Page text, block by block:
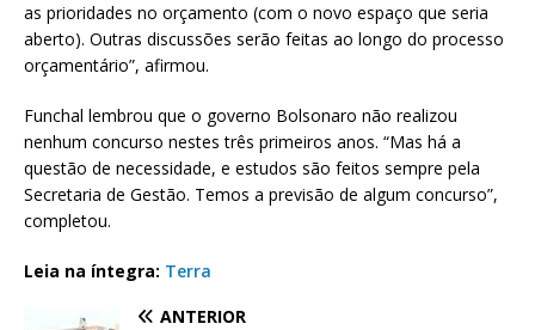
as prioridades no orçamento (com o novo espaço que seria
aberto). Outras discussões serão feitas ao longo do processo
orçamentário”, afirmou.
Funchal lembrou que o governo Bolsonaro não realizou
nenhum concurso nestes três primeiros anos. “Mas há a
questão de necessidade, e estudos são feitos sempre pela
Secretaria de Gestão. Temos a previsão de algum concurso”,
completou.
Leia na íntegra: Terra
ANTERIOR